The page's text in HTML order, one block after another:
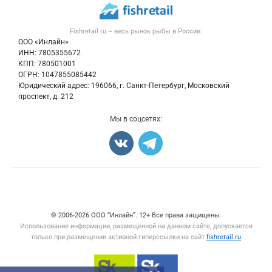
Fishretail.ru – весь рынок рыбы в России.
ООО «Инлайн»
ИНН: 7805355672
КПП: 780501001
ОГРН: 1047855085442
Юридический адрес: 196066, г. Санкт-Петербург, Московский
проспект, д. 212
Публичная оферта
Контактная информация
Политика обработки персональных данных
Новости рынка
Блог
Рыба
Икра
Мы в соцсетях:
© 2006‑2026 ООО “Инлайн”. 12+ Все права защищены.
Использование информации, размещенной на данном сайте, допускается
только при размещении активной гиперссылки на сайт fishretail.ru